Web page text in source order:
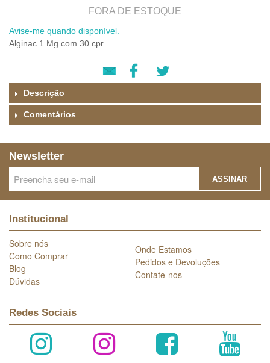
FORA DE ESTOQUE
Avise-me quando disponível.
Alginac 1 Mg com 30 cpr
Descrição
Comentários
Newsletter
ASSINAR
Institucional
Sobre nós
Como Comprar
Blog
Dúvidas
Onde Estamos
Pedidos e Devoluções
Contate-nos
Redes Sociais